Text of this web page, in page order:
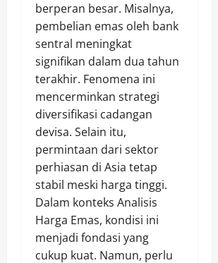
berperan besar. Misalnya,
pembelian emas oleh bank
sentral meningkat
signifikan dalam dua tahun
terakhir. Fenomena ini
mencerminkan strategi
diversifikasi cadangan
devisa. Selain itu,
permintaan dari sektor
perhiasan di Asia tetap
stabil meski harga tinggi.
Dalam konteks Analisis
Harga Emas, kondisi ini
menjadi fondasi yang
cukup kuat. Namun, perlu